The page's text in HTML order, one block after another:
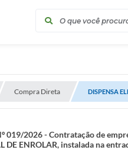
Compra Direta DISPENSA
019/2026 - Contratação de
DE ENROLAR, instalada na